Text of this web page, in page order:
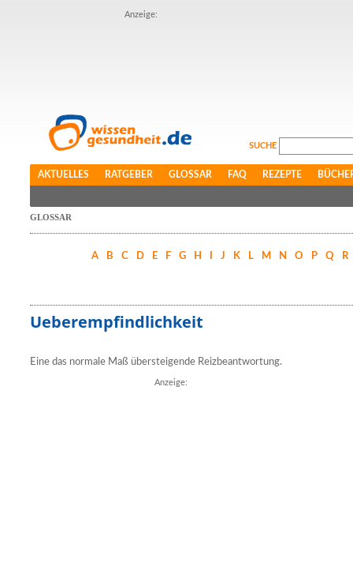
Anzeige:
SUCHE
AKTUELLES RATGEBER GLOSSAR FAQ REZEPTE
GLOSSAR
A B C D E F G H J K L M N O P Q R
Ueberempfindlichkeit
Eine das normale Maß übersteigende Reizbeantwortung.
Anzeige: